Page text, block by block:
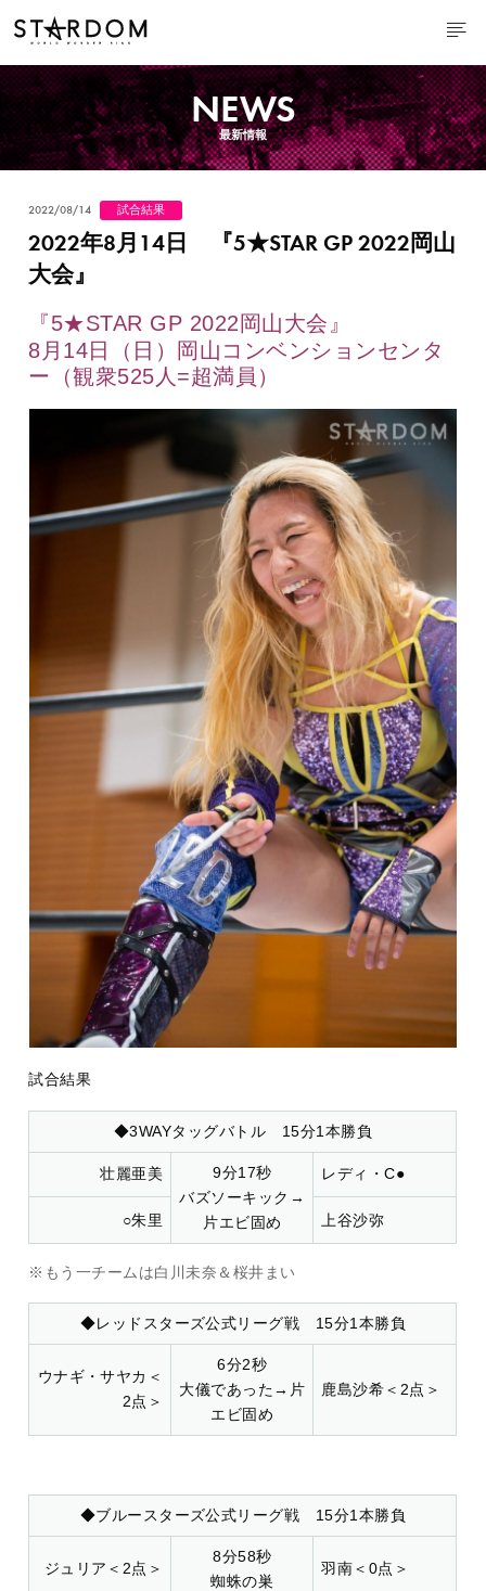
NEWS
最新情報
2022/08/14 試合結果
2022年8月14日 『5★STAR GP 2022岡山
大会』
『5★STAR GP 2022岡山大会』
8月14日（日 ）岡山コンベンションセンタ
ー （観衆525人=超満員）
試合結果
◆3WAYタッグバトル 15分1本勝負
壮麗亜美
9分17秒
バズソーキック→
片エビ固め
レディ・C●
○朱里 上谷沙弥
※もう一チームは白川未奈＆桜井まい
◆レッドスターズ公式リーグ戦 15分1本勝負
ウナギ・サヤカ＜
2点＞
6分2秒
大儀であった→片
エビ固め
鹿島沙希＜2点＞
◆ブルースターズ公式リーグ戦 15分1本勝負
ジュリア＜2点＞
8分58秒
蜘蛛の巣
羽南＜0点＞